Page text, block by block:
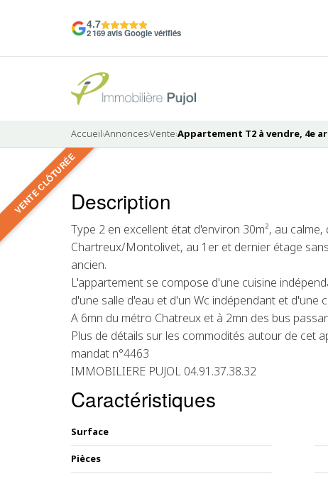
4.7
2 169 avis Google vérifiés
Accueil›Annonces›Vente›Appartement T2 à vendre, 4e
VENTE CLÔTURÉE VENDU
Description
Type 2 en excellent état d'environ 30m², au
Chartreux/Montolivet, au 1er et dernier étage
ancien.
L'appartement se compose d'une cuisine
d'une salle d'eau et d'un Wc indépendant et d'une
A 6mn du métro Chatreux et à 2mn des bus
Plus de détails sur les commodités autour de cet
mandat n°4463
IMMOBILIERE PUJOL 04.91.37.38.32
Caractéristiques
Surface
Pièces